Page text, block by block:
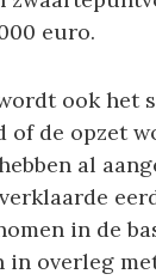
euro.
ook het
of de opzet
al
in de
overleg